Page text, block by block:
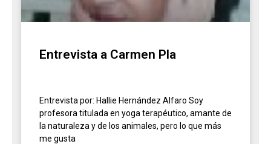
Entrevista a Carmen Pla
Entrevista por: Hallie Hernández Alfaro Soy
profesora titulada en yoga terapéutico, amante de
la naturaleza y de los animales, pero lo que más
me gusta